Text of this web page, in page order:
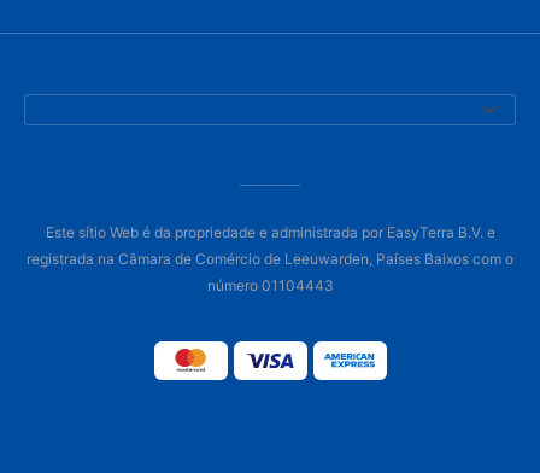
Este sítio Web é da propriedade e administrada por EasyTerra B.V. e
registrada na Câmara de Comércio de Leeuwarden, Países Baixos com o
número 01104443